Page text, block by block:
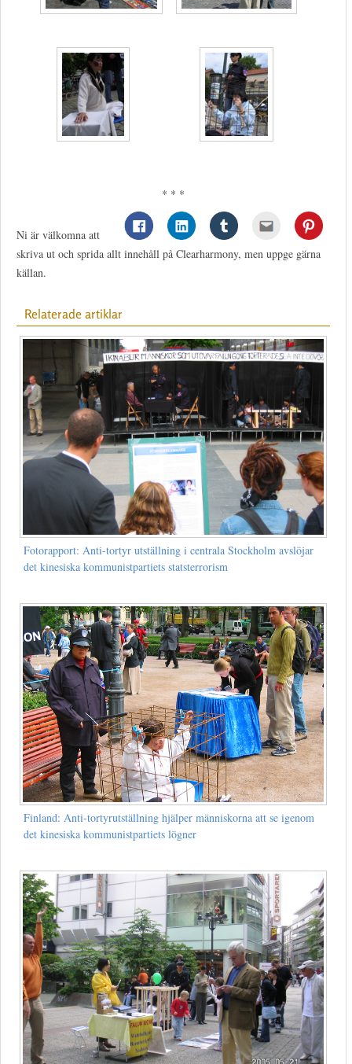
* * *
Ni är välkomna att
skriva ut och sprida allt innehåll på Clearharmony, men uppge gärna
källan.
Relaterade artiklar
Fotorapport: Anti-tortyr utställning i centrala Stockholm avslöjar
det kinesiska kommunistpartiets statsterrorism
Finland: Anti-tortyrutställning hjälper människorna att se igenom
det kinesiska kommunistpartiets lögner